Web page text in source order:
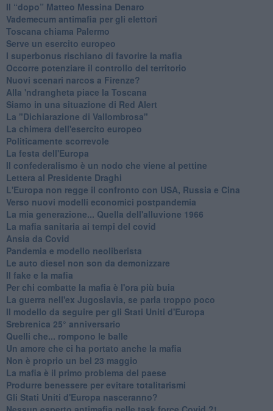
Il “dopo” Matteo Messina Denaro
Vademecum antimafia per gli elettori
Toscana chiama Palermo
Serve un esercito europeo
I superbonus rischiano di favorire la mafia
Occorre potenziare il controllo del territorio
​Nuovi scenari narcos a Firenze?
Alla 'ndrangheta piace la Toscana
Siamo in una situazione di Red Alert
La "Dichiarazione di Vallombrosa"
La chimera dell'esercito europeo
Politicamente scorrevole
La festa dell'Europa
Il confederalismo è un nodo che viene al pettine
Lettera al Presidente Draghi
L'Europa non regge il confronto con USA, Russia e Cina
Verso nuovi modelli economici postpandemia
​La mia generazione... Quella dell'alluvione 1966
​La mafia sanitaria ai tempi del covid
Ansia da Covid
Pandemia e modello neoliberista
Le auto diesel non son da demonizzare
​Il fake e la mafia
Per chi combatte la mafia è l'ora più buia
La guerra nell'ex Jugoslavia, se parla troppo poco
Il modello da seguire per gli Stati Uniti d'Europa
Srebrenica 25° anniversario
Quelli che... rompono le balle
Un amore che ci ha portato anche la mafia
Non è proprio un bel 23 maggio
La mafia è il primo problema del paese
Produrre benessere per evitare totalitarismi
Gli Stati Uniti d'Europa nasceranno?